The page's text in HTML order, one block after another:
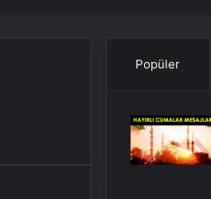
Popüler